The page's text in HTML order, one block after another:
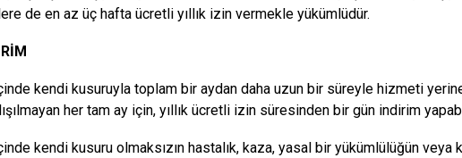
de en az üç hafta ücretli yıllık izin vermekle yükümlüdür.
kendi kusuruyla toplam bir aydan daha uzun bir süreyle hizmeti
her tam ay için, yıllık ücretli izin süresinden bir gün indirim
kendi kusuru olmaksızın hastalık, kaza, yasal bir yükümlülüğün veya